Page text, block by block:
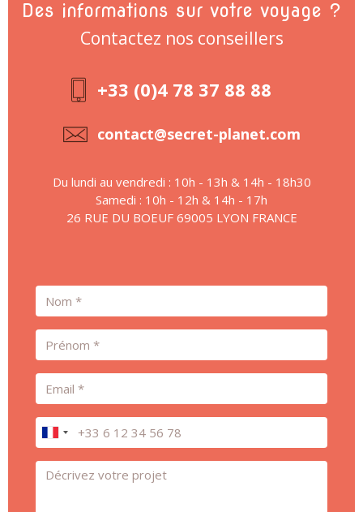
Des informations sur votre voyage ?
Contactez nos conseillers
+33 (0)4 78 37 88 88
contact@secret-planet.com
Du lundi au vendredi : 10h - 13h & 14h - 18h30
Samedi : 10h - 12h & 14h - 17h
26 RUE DU BOEUF 69005 LYON FRANCE
Nom
Prénom
Email
Téléphone
Message *